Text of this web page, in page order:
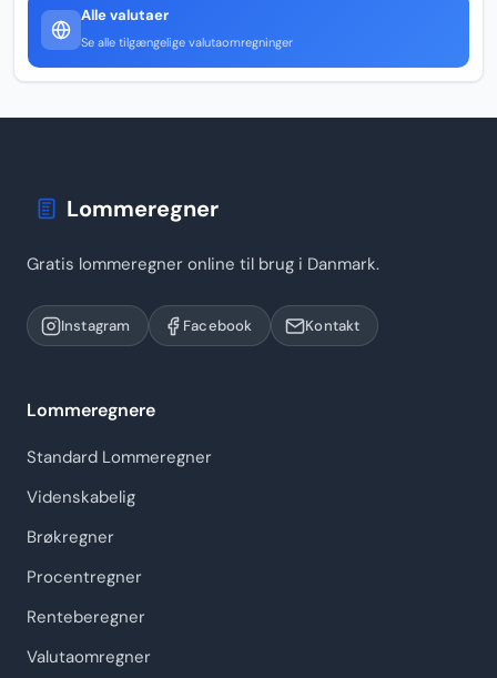
Alle valutaer
Se alle tilgængelige valutaomregninger
Lommeregner
Gratis lommeregner online til brug i Danmark.
Instagram Facebook Kontakt
Lommeregnere
Standard Lommeregner
Videnskabelig
Brøkregner
Procentregner
Renteberegner
Valutaomregner